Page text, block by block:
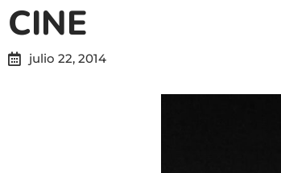
CINE
julio 22, 2014